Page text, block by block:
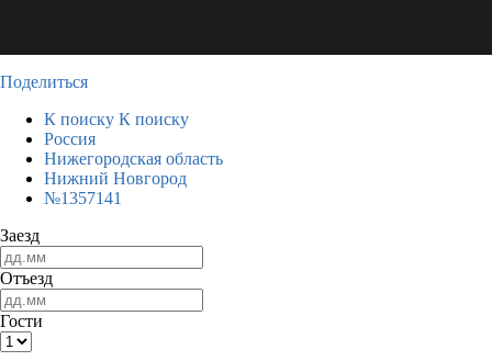
Поделиться
К поиску К поиску
Россия
Нижегородская область
Нижний Новгород
№1357141
Заезд
Отъезд
Гости